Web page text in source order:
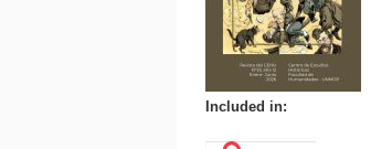
Included in: